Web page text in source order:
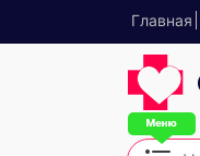
Главная